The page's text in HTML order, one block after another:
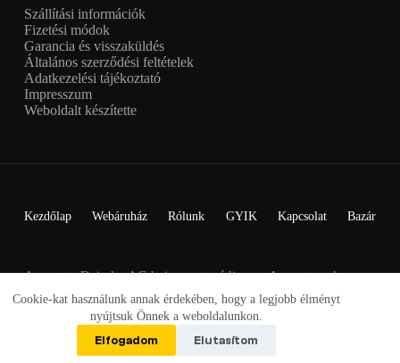
Cookie-kat használunk annak érdekében, hogy a legjobb élményt
nyújtsuk Önnek a weboldalunkon.
Elfogadom
Elutasítom
Szállítási információk
Fizetési módok
Garancia és visszaküldés
Általános szerződési feltételek
Adatkezelési tájékoztató
Impresszum
Weboldalt készítette
Kezdőlap Webáruház Rólunk GYIK Kapcsolat Bazár
A smart a Daimler AG bejegyzett védjegye. A smartom.hu nem
© Copyright 2026 Smartom.hu - Minden jog fenntartva -
Smart webáruház